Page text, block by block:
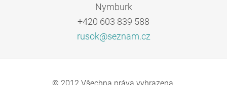
Nymburk
+420 603 839 588
rusok@seznam.cz